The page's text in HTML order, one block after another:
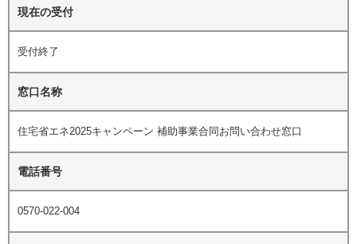
現在の受付
受付終了
窓口名称
住宅省エネ2025キャンペーン 補助事業合同お問い合わせ窓口
電話番号
0570-022-004